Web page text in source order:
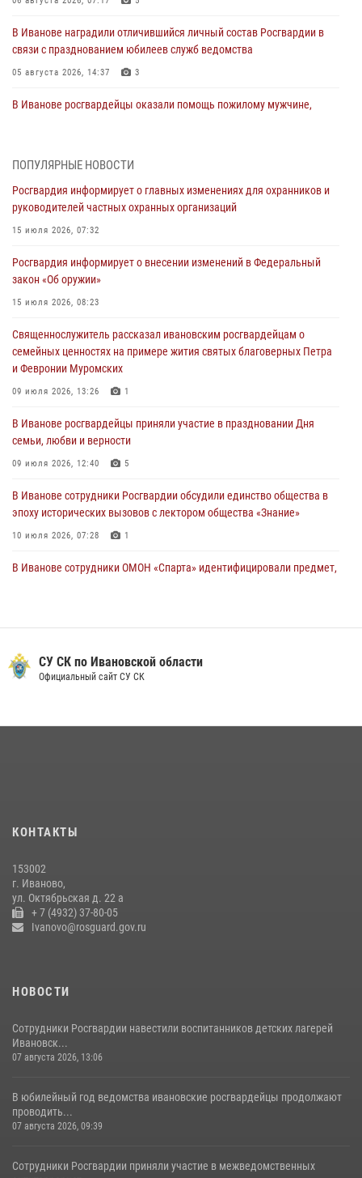
В Иванове наградили отличившийся личный состав Росгвардии в
связи с празднованием юбилеев служб ведомства
05 августа 2026, 14:37 3
В Иванове росгвардейцы оказали помощь пожилому мужчине,
торжественных мероприятиях, посвященных празднованию Дня
Воздушно-десантных войск
02 августа 2026, 11:46
Мероприятия в рамках акции «Каникулы с Росгвардией»
продолжаются в Ивановской области
31 июля 2026, 11:08
В Ивановской области при содействии Росгвардии задержаны
подозреваемые в серии автомобильных краж
30 июля 2026, 12:41
празднования Дня Крещения Руси
28 июля 2026, 08:57
ПОПУЛЯРНЫЕ НОВОСТИ
Росгвардия информирует о главных изменениях для охранников и
руководителей частных охранных организаций
15 июля 2026, 07:32
Росгвардия информирует о внесении изменений в Федеральный
закон «Об оружии»
15 июля 2026, 08:23
Священнослужитель рассказал ивановским росгвардейцам о
семейных ценностях на примере жития святых благоверных Петра
и Февронии Муромских
09 июля 2026, 13:26 1
В Иванове росгвардейцы приняли участие в праздновании Дня
семьи, любви и верности
09 июля 2026, 12:40 5
В Иванове сотрудники Росгвардии обсудили единство общества в
эпоху исторических вызовов с лектором общества «Знание»
10 июля 2026, 07:28 1
В Иванове сотрудники ОМОН «Спарта» идентифицировали предмет,
более 250 единиц оружия
08 июля 2026, 09:39
упаковок масла
Сотрудники вневедомственной охраны Росгвардии провели
16 июля 2026, 08:32
СУ СК по Ивановской области
Официальный сайт СУ СК
КОНТАКТЫ
153002
г. Иваново,
ул. Октябрьская д. 22 а
+ 7 (4932) 37-80-05
Ivanovo@rosguard.gov.ru
НОВОСТИ
Сотрудники Росгвардии навестили воспитанников детских лагерей
Ивановск...
07 августа 2026, 13:06
В юбилейный год ведомства ивановские росгвардейцы продолжают
проводить...
07 августа 2026, 09:39
Сотрудники Росгвардии приняли участие в межведомственных